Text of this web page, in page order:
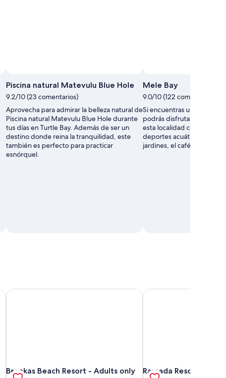
Piscina natural Matevulu Blue Hole
9.2/10 (23 comentarios)
Aprovecha para admirar la belleza natural de
Piscina natural Matevulu Blue Hole durante
tus días en Turtle Bay. Además de ser un
destino donde reina la tranquilidad, este
también es perfecto para practicar
esnórquel.
Mele Bay
9.0/10 (122 comentarios)
Si encuentras una oferta
podrás disfrutar del
esta localidad costera,
deportes acuáticos y de
jardines, el café y la
Breakas Beach Resort - Adults only
Breakas Beach Resort - Adults only
Breakas Beach Resort - Adults only
Ramada Resort by
Ramada Resort by
Ramada Resort by